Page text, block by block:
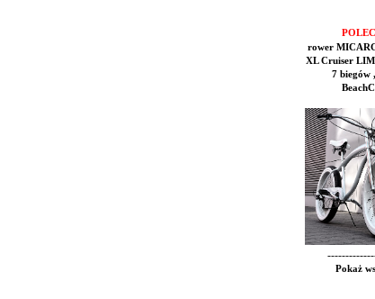
rower
XL Cruiser
7 biegów
Pokaż